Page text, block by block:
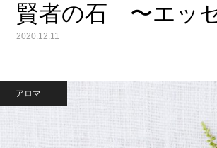
賢者の石 〜エッ
2020.12.11
アロマ